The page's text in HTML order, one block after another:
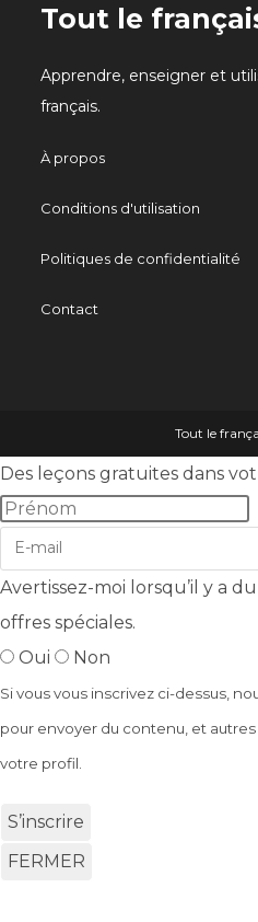
Tout le
Apprendre, enseigner et
français.
À propos
Conditions d'utilisation
Politiques de confidentialité
Contact
Tout le
Des leçons gratuites dans
Avertissez-moi lorsqu’il y a
offres spéciales.
Oui
Non
Si vous vous inscrivez ci-dessus,
pour envoyer du contenu, et
votre profil.
S’inscrire
FERMER